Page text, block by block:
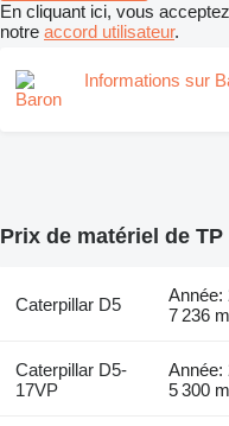
En cliquant ici, vous
notre accord utilisateur.
Informations sur
Prix de matériel de TP
Caterpillar D5
Année:
7 236
Caterpillar D5-
17VP
Année:
5 300